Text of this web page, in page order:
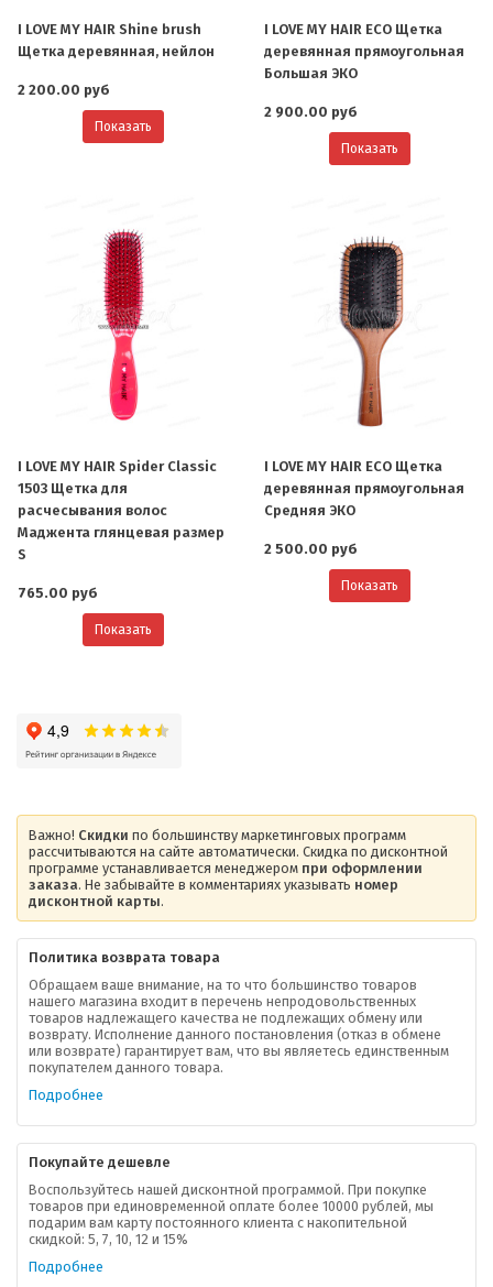
I LOVE MY HAIR Shine brush
Щетка деревянная, нейлон
2 200.00 руб
Показать
I LOVE MY HAIR ECO Щетка
деревянная прямоугольная
Большая ЭКО
2 900.00 руб
Показать
I LOVE MY HAIR Spider Classic
1503 Щетка для
расчесывания волос
Маджента глянцевая размер
S
765.00 руб
Показать
I LOVE MY HAIR ECO Щетка
деревянная прямоугольная
Средняя ЭКО
2 500.00 руб
Показать
Важно! Скидки по большинству маркетинговых программ
рассчитываются на сайте автоматически. Скидка по дисконтной
программе устанавливается менеджером при оформлении
заказа. Не забывайте в комментариях указывать номер
дисконтной карты.
Политика возврата товара
Обращаем ваше внимание, на то что большинство товаров
нашего магазина входит в перечень непродовольственных
товаров надлежащего качества не подлежащих обмену или
возврату. Исполнение данного постановления (отказ в обмене
или возврате) гарантирует вам, что вы являетесь единственным
покупателем данного товара.
Подробнее
Покупайте дешевле
Воспользуйтесь нашей дисконтной программой. При покупке
товаров при единовременной оплате более 10000 рублей, мы
подарим вам карту постоянного клиента с накопительной
скидкой: 5, 7, 10, 12 и 15%
Подробнее
О компании
Ваша скидка
Контактная информация
В помощь покупателю
Форма обратной связи